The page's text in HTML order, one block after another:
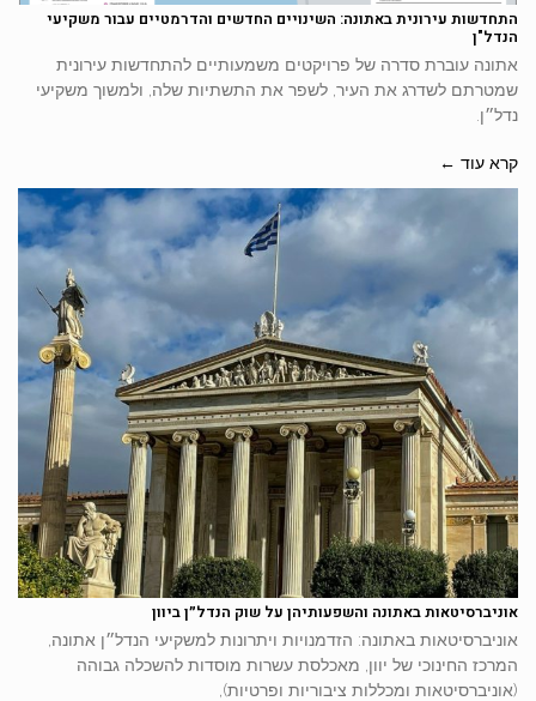
התחדשות עירונית באתונה: השינויים החדשים והדרמטיים עבור משקיעי
הנדל"ן
אתונה עוברת סדרה של פרויקטים משמעותיים להתחדשות עירונית
שמטרתם לשדרג את העיר, לשפר את התשתיות שלה, ולמשוך משקיעי
נדל״ן.
קרא עוד ←
אוניברסיטאות באתונה והשפעותיהן על שוק הנדל״ן ביוון
אוניברסיטאות באתונה: הזדמנויות ויתרונות למשקיעי הנדל״ן אתונה,
המרכז החינוכי של יוון, מאכלסת עשרות מוסדות להשכלה גבוהה
(אוניברסיטאות ומכללות ציבוריות ופרטיות),